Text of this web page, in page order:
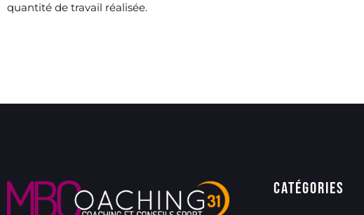
quantité de travail réalisée.
Catégories